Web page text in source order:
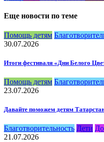
Еще новости по теме
Помощь детям
30.07.2026
Итоги фестиваля «Дни Белого
Помощь детям
23.07.2026
Давайте поможем детям
Благотворительность Дети
21.07.2026